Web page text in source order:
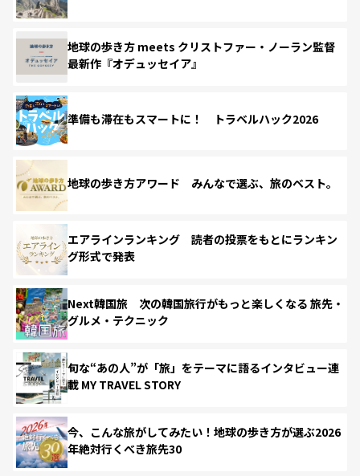
地球の歩き方 meets クリストファー・ノーラン監督
最新作『オデュッセイア』
準備も滞在もスマートに！ トラベルハック2026
地球の歩き方アワード みんなで選ぶ、旅のベスト。
エアラインランキング 読者の投票をもとにランキン
グ形式で発表
Next韓国旅 次の韓国旅行がもっと楽しくなる 旅先・
グルメ・テクニック
旬な“あの人”が「旅」をテーマに語るインタビュー連
載 MY TRAVEL STORY
今、こんな旅がしてみたい！地球の歩き方が選ぶ2026
年絶対行くべき旅先30